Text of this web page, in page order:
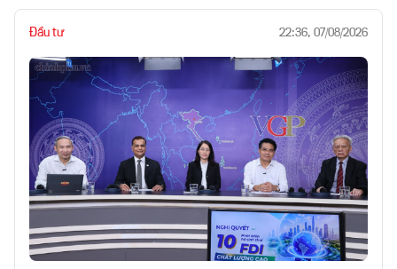
Đầu tư 22:36, 07/08/2026